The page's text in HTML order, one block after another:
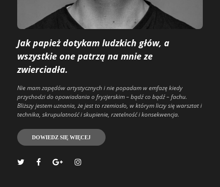
Jak papież dotykam ludzkich głów, a
wszystkie one patrzą na mnie ze
zwierciadła.
Nie mam zapędów artystycznych i nie popadam w emfazę kiedy
przychodzi do opowiadania o fryzjerskim – bądź co bądź – fachu.
Bliższy jestem uznania, że jest to rzemiosło, w którym liczy się warsztat i
technika, skrupulatność i skupienie, rzetelność i konsekwencja.
DOWIEDZ SIĘ WIĘCEJ